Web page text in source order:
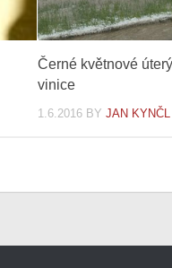
Černé květnové
vinice
1.6.2016 BYJAN KYNČL